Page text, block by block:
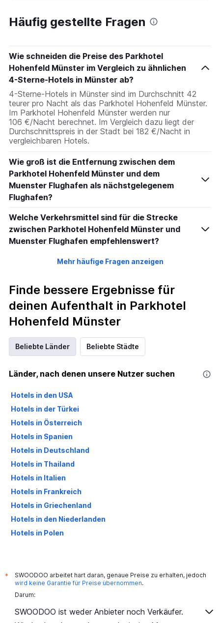
Häufig gestellte Fragen
Wie schneiden die Preise des Parkhotel
Hohenfeld Münster im Vergleich zu ähnlichen
4-Sterne-Hotels in Münster ab?
4-Sterne-Hotels in Münster sind im Durchschnitt 42
teurer pro Nacht als das Parkhotel Hohenfeld Münster.
Im Parkhotel Hohenfeld Münster werden nur
106 €/Nacht berechnet. Im Vergleich dazu liegt der
Durchschnittspreis in der Stadt bei 182 €/Nacht in
vergleichbaren Hotels.
Wie groß ist die Entfernung zwischen dem
Parkhotel Hohenfeld Münster und dem
Muenster Flughafen als nächstgelegenem
Flughafen?
Welche Verkehrsmittel sind für die Strecke
zwischen Parkhotel Hohenfeld Münster und
Muenster Flughafen empfehlenswert?
Mehr häufige Fragen anzeigen
Finde bessere Ergebnisse für
deinen Aufenthalt in Parkhotel
Hohenfeld Münster
Beliebte Länder Beliebte Städte
Länder, nach denen unsere Nutzer suchen
Hotels in den USA
Hotels in der Türkei
Hotels in Österreich
Hotels in Spanien
Hotels in Deutschland
Hotels in Thailand
Hotels in Italien
Hotels in Frankreich
Hotels in Griechenland
Hotels in den Niederlanden
Hotels in Polen
*
SWOODOO arbeitet hart daran, genaue Preise zu erhalten, jedoch
wird keine Garantie für Preise übernommen.
Darum:
SWOODOO ist weder Anbieter noch Verkäufer.